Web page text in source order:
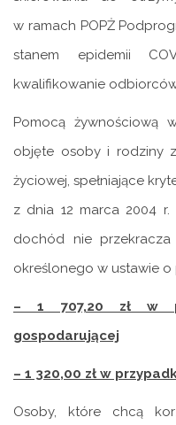
w ramach POPŻ
stanem epidemii
kwalifikowanie
Pomocą żywnościową
objęte osoby i rodziny
życiowej, spełniające
z dnia 12 marca 2004
dochód nie przekracza
określonego w ustawie o
– 1 707,20 zł w
gospodarującej
– 1 320,00 zł w
Osoby, które chcą